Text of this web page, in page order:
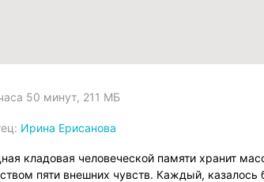
50 минут, 211 МБ
: Ирина Ерисанова
кладовая человеческой памяти хранит
пяти внешних чувств. Каждый,